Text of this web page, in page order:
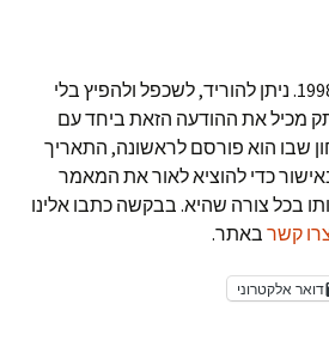
זכויות יוצרים אלפי קוהן 1998. ניתן להוריד, לשכפל ולהפיץ בלי
מכיל את ההודעה הזאת ביחד עם
שבו הוא פורסם לראשונה, התאריך
כדי להוציא לאור את המאמר
בכל צורה שהיא. בבקשה כתבו אלינו
קשר באתר.
דואר אלקטרוני